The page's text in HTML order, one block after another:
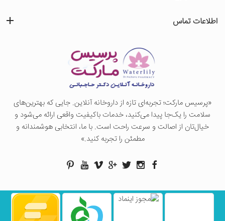
«پرسيس ماركت؛ تجربه‌ای تازه از داروخانه آنلاین. جایی که بهترین‌های
سلامت را یک‌جا پیدا می‌کنید، خدمات باکیفیت واقعی ارائه می‌شود و
خیال‌تان از اصالت و سرعت راحت است. با ما، انتخابی هوشمندانه و
مطمئن را تجربه کنید.»
اطلاعات تماس